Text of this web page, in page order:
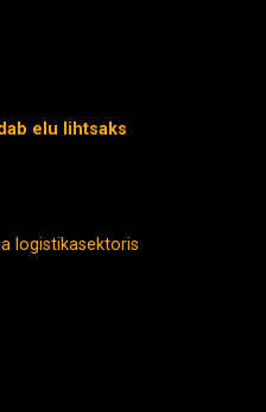
elu lihtsaks
logistikasektoris